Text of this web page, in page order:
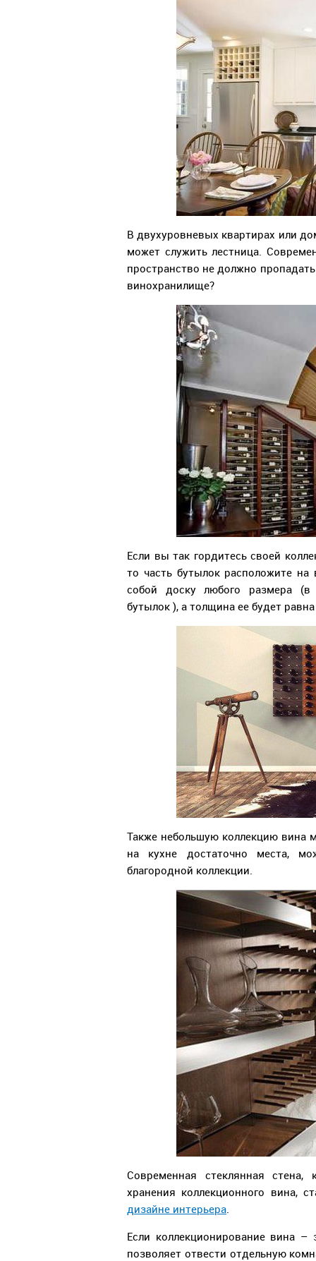
В двухуровневых квартирах или
может служить лестница.
пространство не должно
винохранилище?
Если вы так гордитесь своей
то часть бутылок расположите
собой доску любого размера (в
бутылок ), а толщина ее будет
Также небольшую коллекцию вина
на кухне достаточно места,
благородной коллекции.
Современная стеклянная
хранения коллекционного вина,
дизайне интерьера.
Если коллекционирование вина
позволяет отвести отдельную